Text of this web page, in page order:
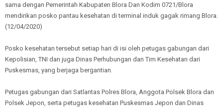
sama dengan Pemerintah Kabupaten Blora Dan Kodim 0721/Blora
mendirikan posko pantau kesehatan di terminal induk gagak rimang Blora.
(12/04/2020)
Posko kesehatan tersebut setiap hari di isi oleh petugas gabungan dari
Kepolisian, TNI dan juga Dinas Perhubungan dan Tim Kesehatan dari
Puskesmas, yang berjaga bergantian.
Petugas gabungan dari Satlantas Polres Blora, Anggota Polsek Blora dan
Polsek Jepon, serta petugas kesehatan Puskesmas Jepon dan Dinas